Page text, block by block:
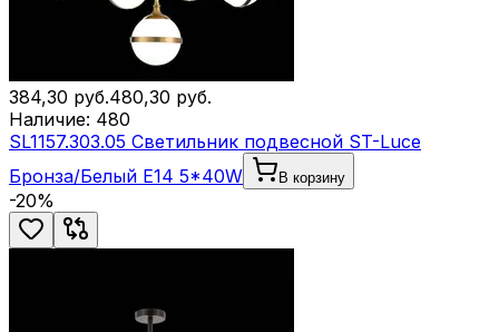
384,30 руб.480,30 руб.
Наличие: 480
SL1157.303.05 Светильник подвесной ST-Luce
Бронза/Белый E14 5*40W
В корзину
-20%